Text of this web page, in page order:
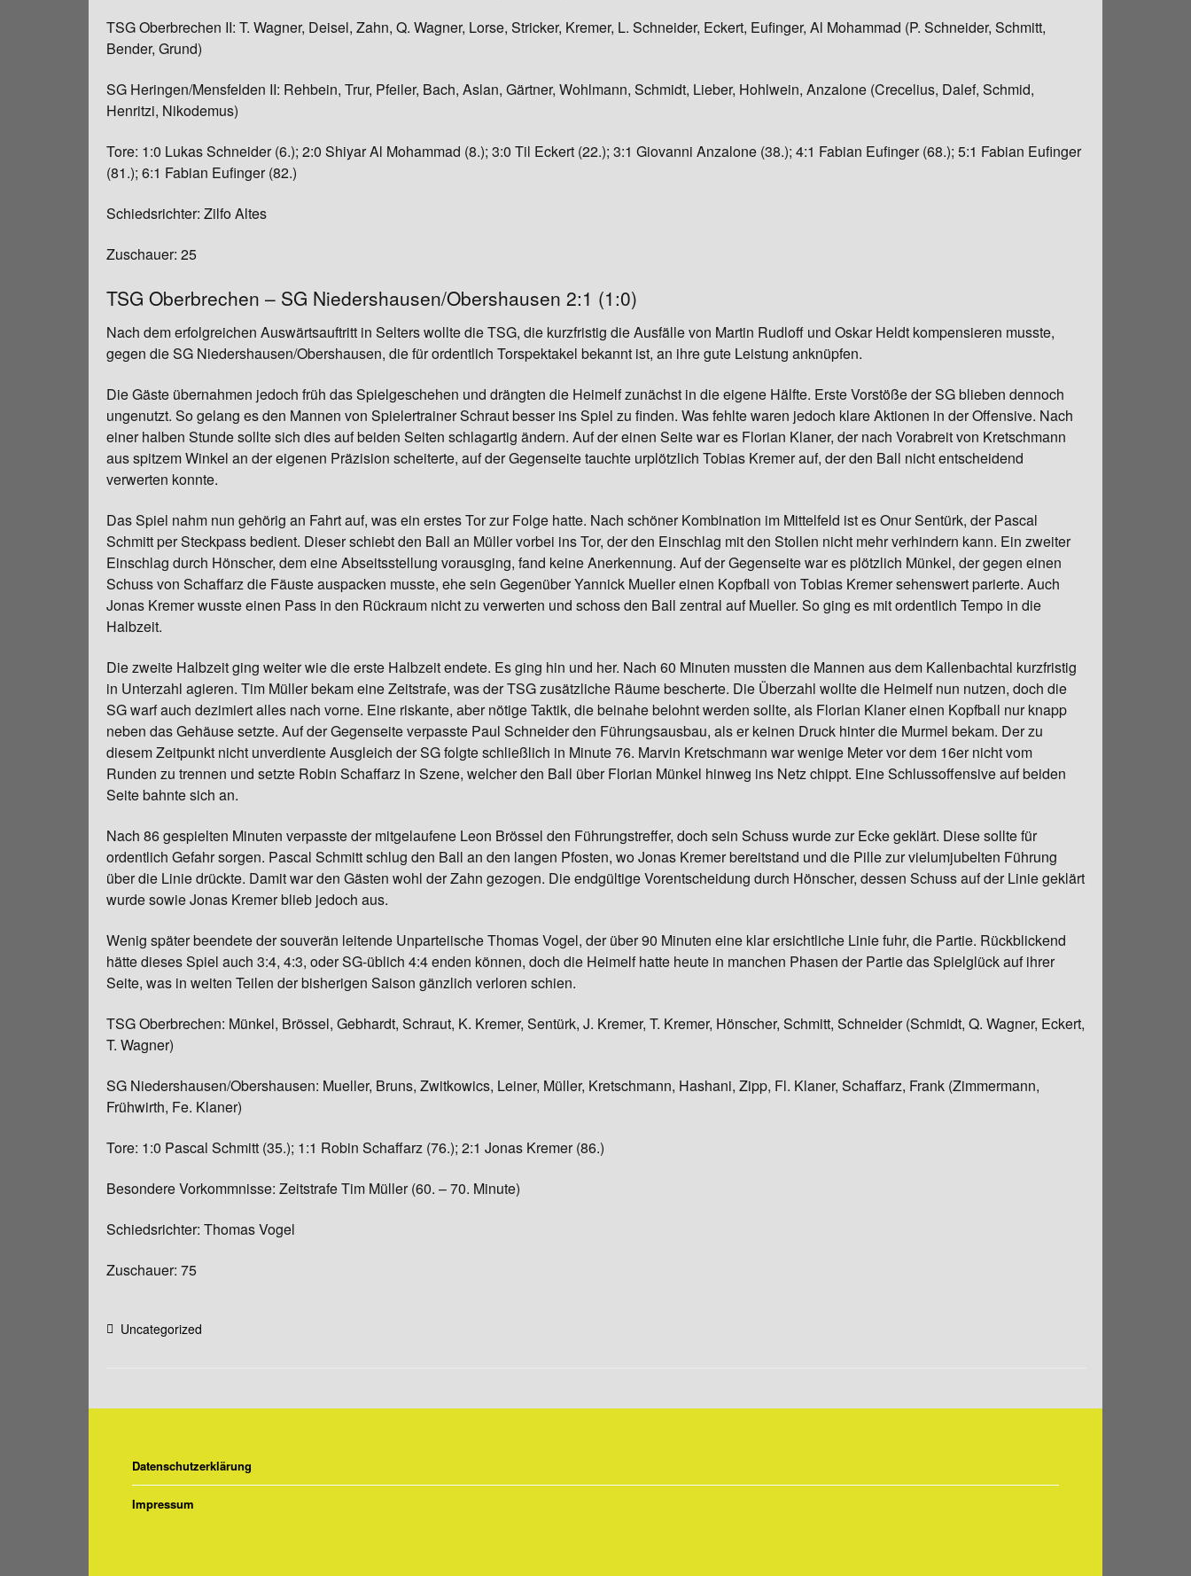
TSG Oberbrechen II: T. Wagner, Deisel, Zahn, Q. Wagner, Lorse, Stricker, Kremer, L. Schneider, Eckert, Eufinger, Al Mohammad (P. Schneider, Schmitt,
Bender, Grund)
SG Heringen/Mensfelden II: Rehbein, Trur, Pfeiler, Bach, Aslan, Gärtner, Wohlmann, Schmidt, Lieber, Hohlwein, Anzalone (Crecelius, Dalef, Schmid,
Henritzi, Nikodemus)
Tore: 1:0 Lukas Schneider (6.); 2:0 Shiyar Al Mohammad (8.); 3:0 Til Eckert (22.); 3:1 Giovanni Anzalone (38.); 4:1 Fabian Eufinger (68.); 5:1 Fabian Eufinger
(81.); 6:1 Fabian Eufinger (82.)
Schiedsrichter: Zilfo Altes
Zuschauer: 25
TSG Oberbrechen – SG Niedershausen/Obershausen 2:1 (1:0)
Nach dem erfolgreichen Auswärtsauftritt in Selters wollte die TSG, die kurzfristig die Ausfälle von Martin Rudloff und Oskar Heldt kompensieren musste,
gegen die SG Niedershausen/Obershausen, die für ordentlich Torspektakel bekannt ist, an ihre gute Leistung anknüpfen.
Die Gäste übernahmen jedoch früh das Spielgeschehen und drängten die Heimelf zunächst in die eigene Hälfte. Erste Vorstöße der SG blieben dennoch
ungenutzt. So gelang es den Mannen von Spielertrainer Schraut besser ins Spiel zu finden. Was fehlte waren jedoch klare Aktionen in der Offensive. Nach
einer halben Stunde sollte sich dies auf beiden Seiten schlagartig ändern. Auf der einen Seite war es Florian Klaner, der nach Vorabreit von Kretschmann
aus spitzem Winkel an der eigenen Präzision scheiterte, auf der Gegenseite tauchte urplötzlich Tobias Kremer auf, der den Ball nicht entscheidend
verwerten konnte.
Das Spiel nahm nun gehörig an Fahrt auf, was ein erstes Tor zur Folge hatte. Nach schöner Kombination im Mittelfeld ist es Onur Sentürk, der Pascal
Schmitt per Steckpass bedient. Dieser schiebt den Ball an Müller vorbei ins Tor, der den Einschlag mit den Stollen nicht mehr verhindern kann. Ein zweiter
Einschlag durch Hönscher, dem eine Abseitsstellung vorausging, fand keine Anerkennung. Auf der Gegenseite war es plötzlich Münkel, der gegen einen
Schuss von Schaffarz die Fäuste auspacken musste, ehe sein Gegenüber Yannick Mueller einen Kopfball von Tobias Kremer sehenswert parierte. Auch
Jonas Kremer wusste einen Pass in den Rückraum nicht zu verwerten und schoss den Ball zentral auf Mueller. So ging es mit ordentlich Tempo in die
Halbzeit.
Die zweite Halbzeit ging weiter wie die erste Halbzeit endete. Es ging hin und her. Nach 60 Minuten mussten die Mannen aus dem Kallenbachtal kurzfristig
in Unterzahl agieren. Tim Müller bekam eine Zeitstrafe, was der TSG zusätzliche Räume bescherte. Die Überzahl wollte die Heimelf nun nutzen, doch die
SG warf auch dezimiert alles nach vorne. Eine riskante, aber nötige Taktik, die beinahe belohnt werden sollte, als Florian Klaner einen Kopfball nur knapp
neben das Gehäuse setzte. Auf der Gegenseite verpasste Paul Schneider den Führungsausbau, als er keinen Druck hinter die Murmel bekam. Der zu
diesem Zeitpunkt nicht unverdiente Ausgleich der SG folgte schließlich in Minute 76. Marvin Kretschmann war wenige Meter vor dem 16er nicht vom
Runden zu trennen und setzte Robin Schaffarz in Szene, welcher den Ball über Florian Münkel hinweg ins Netz chippt. Eine Schlussoffensive auf beiden
Seite bahnte sich an.
Nach 86 gespielten Minuten verpasste der mitgelaufene Leon Brössel den Führungstreffer, doch sein Schuss wurde zur Ecke geklärt. Diese sollte für
ordentlich Gefahr sorgen. Pascal Schmitt schlug den Ball an den langen Pfosten, wo Jonas Kremer bereitstand und die Pille zur vielumjubelten Führung
über die Linie drückte. Damit war den Gästen wohl der Zahn gezogen. Die endgültige Vorentscheidung durch Hönscher, dessen Schuss auf der Linie geklärt
wurde sowie Jonas Kremer blieb jedoch aus.
Wenig später beendete der souverän leitende Unparteiische Thomas Vogel, der über 90 Minuten eine klar ersichtliche Linie fuhr, die Partie. Rückblickend
hätte dieses Spiel auch 3:4, 4:3, oder SG-üblich 4:4 enden können, doch die Heimelf hatte heute in manchen Phasen der Partie das Spielglück auf ihrer
Seite, was in weiten Teilen der bisherigen Saison gänzlich verloren schien.
TSG Oberbrechen: Münkel, Brössel, Gebhardt, Schraut, K. Kremer, Sentürk, J. Kremer, T. Kremer, Hönscher, Schmitt, Schneider (Schmidt, Q. Wagner, Eckert,
T. Wagner)
SG Niedershausen/Obershausen: Mueller, Bruns, Zwitkowics, Leiner, Müller, Kretschmann, Hashani, Zipp, Fl. Klaner, Schaffarz, Frank (Zimmermann,
Frühwirth, Fe. Klaner)
Tore: 1:0 Pascal Schmitt (35.); 1:1 Robin Schaffarz (76.); 2:1 Jonas Kremer (86.)
Besondere Vorkommnisse: Zeitstrafe Tim Müller (60. – 70. Minute)
Schiedsrichter: Thomas Vogel
Zuschauer: 75
Uncategorized
Datenschutzerklärung
Impressum